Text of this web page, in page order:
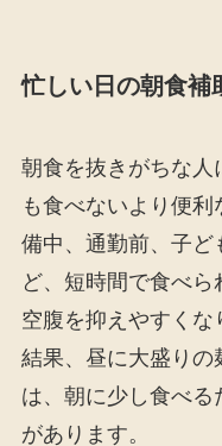
忙しい日の朝食補
朝食を抜きがちな
も食べないより便
備中、通勤前、子ど
ど、短時間で食べ
空腹を抑えやすくな
結果、昼に大盛りの
は、朝に少し食べる
があります。